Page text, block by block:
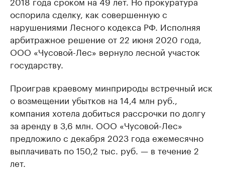
оспорила сделку, как совершенную с
нарушениями Лесного кодекса РФ. Исполняя
арбитражное решение от 22 июня 2020 года,
ООО «Чусовой-Лес» вернуло лесной участок
государству.
Проиграв краевому минприроды встречный иск
о возмещении убытков на 14,4 млн руб.,
компания хотела добиться рассрочки по долгу
за аренду в 3,6 млн. ООО «Чусовой-Лес»
предложило с декабря 2023 года ежемесячно
выплачивать по 150,2 тыс. руб. — в течение 2
лет.